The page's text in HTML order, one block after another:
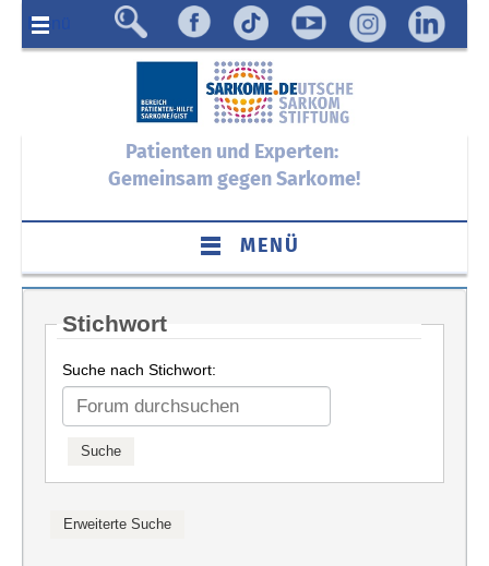
Menü
Patienten und Experten:
Gemeinsam gegen Sarkome!
MENÜ
Stichwort
Suche nach Stichwort: